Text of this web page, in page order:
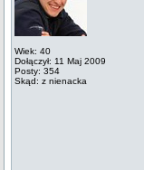
Wiek: 40
Dołączył: 11 Maj 2009
Posty: 354
Skąd: z nienacka